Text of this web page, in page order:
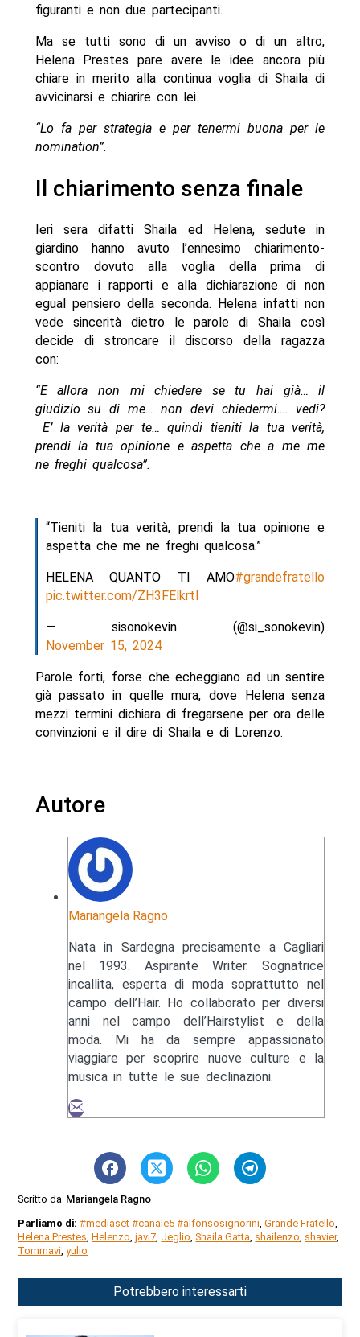
figuranti e non due partecipanti.
Ma se tutti sono di un avviso o di un altro,
Helena Prestes pare avere le idee ancora più
chiare in merito alla continua voglia di Shaila di
avvicinarsi e chiarire con lei.
“Lo fa per strategia e per tenermi buona per le
nomination”.
Il chiarimento senza finale
Ieri sera difatti Shaila ed Helena, sedute in
giardino hanno avuto l’ennesimo chiarimento-
scontro dovuto alla voglia della prima di
appianare i rapporti e alla dichiarazione di non
egual pensiero della seconda. Helena infatti non
vede sincerità dietro le parole di Shaila così
decide di stroncare il discorso della ragazza
con:
“E allora non mi chiedere se tu hai già… il
giudizio su di me… non devi chiedermi…. vedi?
E’ la verità per te… quindi tieniti la tua verità,
prendi la tua opinione e aspetta che a me me
ne freghi qualcosa”.
“Tieniti la tua verità, prendi la tua opinione e
aspetta che me ne freghi qualcosa.”
HELENA QUANTO TI AMO#grandefratello
pic.twitter.com/ZH3FElkrtI
— sisonokevin (@si_sonokevin)
November 15, 2024
Parole forti, forse che echeggiano ad un sentire
già passato in quelle mura, dove Helena senza
mezzi termini dichiara di fregarsene per ora delle
convinzioni e il dire di Shaila e di Lorenzo.
Autore
Mariangela Ragno
Nata in Sardegna precisamente a Cagliari
nel 1993. Aspirante Writer. Sognatrice
incallita, esperta di moda soprattutto nel
campo dell’Hair. Ho collaborato per diversi
anni nel campo dell’Hairstylist e della
moda. Mi ha da sempre appassionato
viaggiare per scoprire nuove culture e la
musica in tutte le sue declinazioni.
Scritto da Mariangela Ragno
Parliamo di:#mediaset #canale5 #alfonsosignorini,Grande Fratello,
Helena Prestes,Helenzo,javi7, Jeglio,Shaila Gatta, shailenzo, shavier,
Tommavi,yulio
Potrebbero interessarti